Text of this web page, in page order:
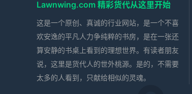
Lawnwing.com 精彩货代从这里开始
这是一个原创、真诚的行业网站，是一个不喜
欢安逸的平凡人力争纯粹的书房，是在一张还
算安静的书桌上看到的理想世界。有读者朋友
说，这里是货代人的世外桃源。是的，不需要
太多的人看到，只献给相似的灵魂。